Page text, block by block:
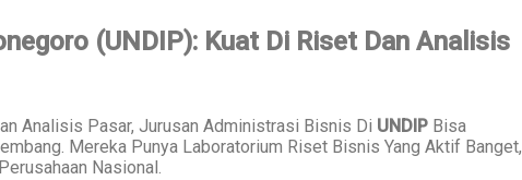
(UNDIP): Kuat Di Riset Dan Analisis
Analisis Pasar, Jurusan Administrasi Bisnis Di UNDIP Bisa
Mereka Punya Laboratorium Riset Bisnis Yang Aktif Banget,
Nasional.